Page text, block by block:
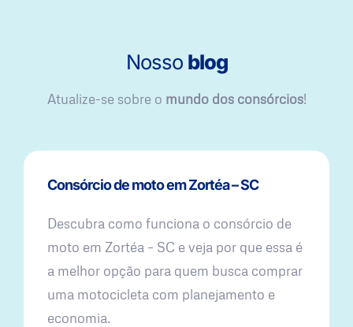
Nosso blog
Atualize-se sobre o mundo dos consórcios!
Consórcio de moto em Zortéa – SC
Descubra como funciona o consórcio de
moto em Zortéa – SC e veja por que essa é
a melhor opção para quem busca comprar
uma motocicleta com planejamento e
economia.